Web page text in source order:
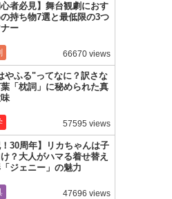
心者必見】舞台観劇におす
持ち物7選と最低限の3つ
ー
66670 views
やふる"ってなに？訳さな
「枕詞」に秘められた真
57595 views
！30周年】リカちゃんは子
？大人がハマる着せ替え
ジェニー」の魅力
47696 views